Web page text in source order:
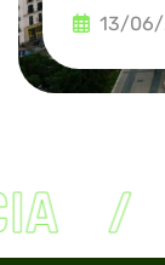
13/06/
Leer